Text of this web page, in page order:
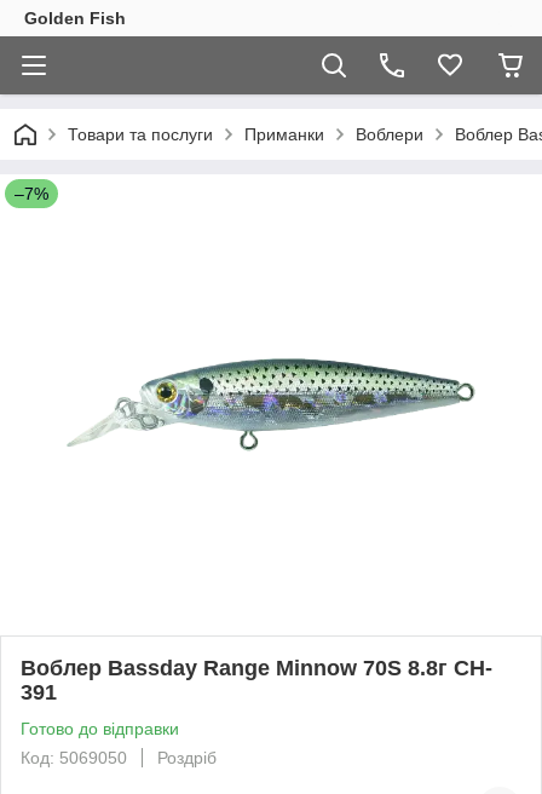
Golden Fish
Товари та послуги Приманки Воблери Воблер
–7%
Воблер Bassday Range Minnow 70S 8.8г CH-
391
Готово до відправки
Код: 5069050
Роздріб